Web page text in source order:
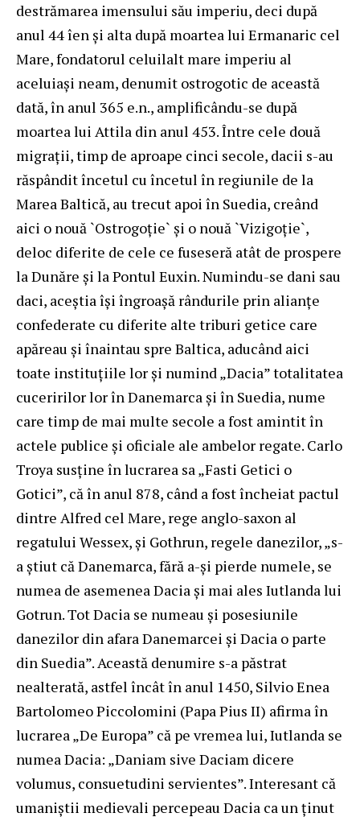
destrămarea imensului său imperiu, deci după
anul 44 îen și alta după moartea lui Ermanaric cel
Mare, fondatorul celuilalt mare imperiu al
aceluiași neam, denumit ostrogotic de această
dată, în anul 365 e.n., amplificându-se după
moartea lui Attila din anul 453. Între cele două
migrații, timp de aproape cinci secole, dacii s-au
răspândit încetul cu încetul în regiunile de la
Marea Baltică, au trecut apoi în Suedia, creând
aici o nouă `Ostrogoţie` şi o nouă `Vizigoție`,
deloc diferite de cele ce fuseseră atât de prospere
la Dunăre şi la Pontul Euxin. Numindu-se dani sau
daci, aceștia își îngroașă rândurile prin alianțe
confederate cu diferite alte triburi getice care
apăreau și înaintau spre Baltica, aducând aici
toate instituțiile lor și numind „Dacia” totalitatea
cuceririlor lor în Danemarca şi în Suedia, nume
care timp de mai multe secole a fost amintit în
actele publice şi oficiale ale ambelor regate. Carlo
Troya susține în lucrarea sa „Fasti Getici o
Gotici”, că în anul 878, când a fost încheiat pactul
dintre Alfred cel Mare, rege anglo-saxon al
regatului Wessex, şi Gothrun, regele danezilor, „s-
a ştiut că Danemarca, fără a-şi pierde numele, se
numea de asemenea Dacia şi mai ales Iutlanda lui
Gotrun. Tot Dacia se numeau şi posesiunile
danezilor din afara Danemarcei şi Dacia o parte
din Suedia”. Această denumire s-a păstrat
nealterată, astfel încât în anul 1450, Silvio Enea
Bartolomeo Piccolomini (Papa Pius II) afirma în
lucrarea „De Europa” că pe vremea lui, Iutlanda se
numea Dacia: „Daniam sive Daciam dicere
volumus, consuetudini servientes”. Interesant că
umaniștii medievali percepeau Dacia ca un ținut